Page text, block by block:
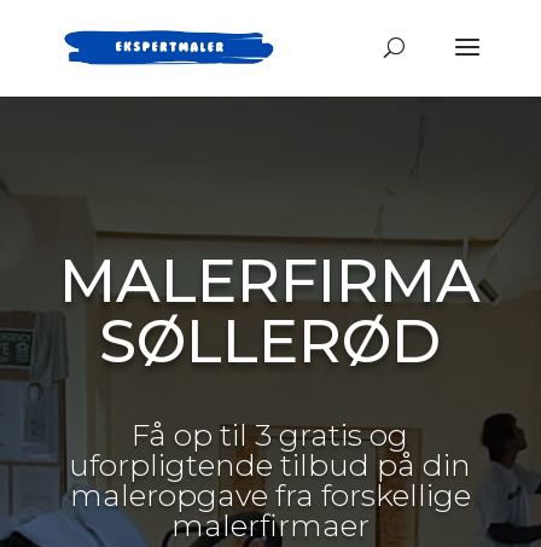
MALERFIRMA
SØLLERØD
Få op til 3 gratis og
uforpligtende tilbud på din
maleropgave fra forskellige
malerfirmaer